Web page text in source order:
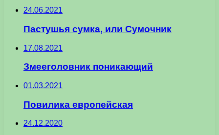
24.06.2021
Пастушья сумка, или Сумочник
17.08.2021
Змееголовник поникающий
01.03.2021
Повилика европейская
24.12.2020